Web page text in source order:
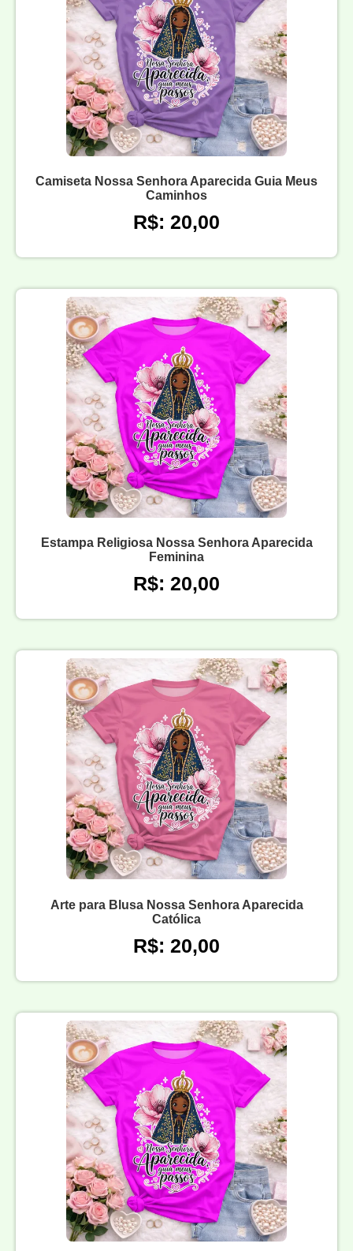
Camiseta Nossa Senhora Aparecida Guia Meus
Caminhos
R$: 20,00
Estampa Religiosa Nossa Senhora Aparecida
Feminina
R$: 20,00
Arte para Blusa Nossa Senhora Aparecida
Católica
R$: 20,00